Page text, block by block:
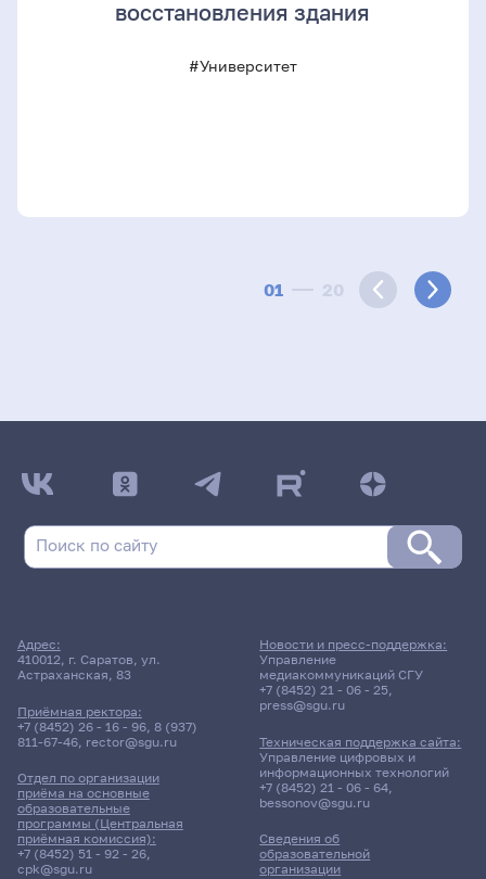
01 20
восстановления здания
#Университет
Адрес:
410012, г. Саратов, ул.
Астраханская, 83
Приёмная ректора:
+7 (8452) 26 - 16 - 96, 8 (937)
811-67-46, rector@sgu.ru
Отдел по организации
приёма на основные
образовательные
программы (Центральная
приёмная комиссия):
+7 (8452) 51 - 92 - 26,
cpk@sgu.ru
Сведения об
образовательной
организации
Новости и пресс-поддержка:
Управление
медиакоммуникаций СГУ
+7 (8452) 21 - 06 - 25,
press@sgu.ru
Техническая поддержка сайта:
Управление цифровых и
информационных технологий
+7 (8452) 21 - 06 - 64,
bessonov@sgu.ru